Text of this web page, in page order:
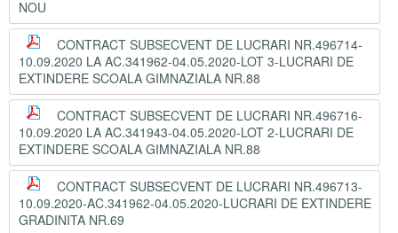
NOU
CONTRACT SUBSECVENT DE LUCRARI NR.496714-
10.09.2020 LA AC.341962-04.05.2020-LOT 3-LUCRARI DE
EXTINDERE SCOALA GIMNAZIALA NR.88
CONTRACT SUBSECVENT DE LUCRARI NR.496716-
10.09.2020 LA AC.341943-04.05.2020-LOT 2-LUCRARI DE
EXTINDERE SCOALA GIMNAZIALA NR.88
CONTRACT SUBSECVENT DE LUCRARI NR.496713-
10.09.2020-AC.341962-04.05.2020-LUCRARI DE EXTINDERE
GRADINITA NR.69